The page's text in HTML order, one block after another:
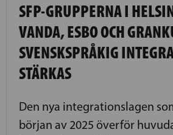
SFP-GRUPPERNA I
VANDA, ESBO OCH
SVENSKSPRÅKIG
STÄRKAS
Den nya integrationslagen
början av 2025 överför